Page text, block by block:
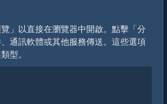
」以直接在瀏覽器中開啟。點擊「分
通訊軟體或其他服務傳送。這些選項
型。